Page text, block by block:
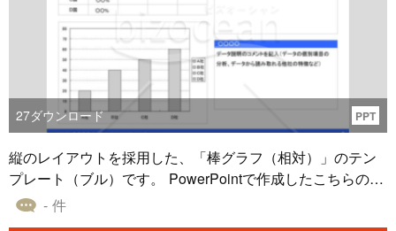
27ダウンロード PPT
縦のレイアウトを採用した、「棒グラフ（相対）」のテン
プレート（ブル）です。 PowerPointで作成したこちらのテ
ンプレートは、各国の国民1人あたりの保有率を分析するケ
- 件